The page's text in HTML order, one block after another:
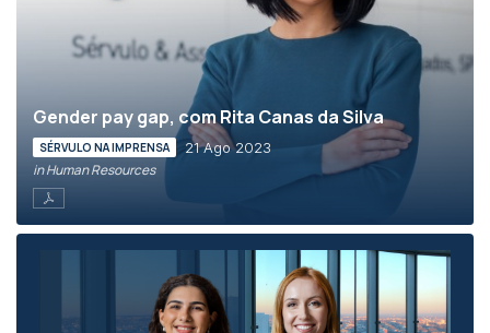
Gender pay gap, com Rita Canas da Silva
SÉRVULO NA IMPRENSA 21 Ago 2023
in Human Resources